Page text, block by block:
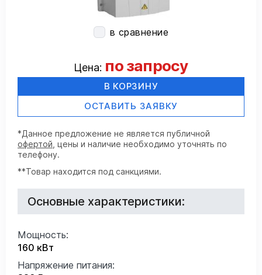
в сравнение
Цена: по запросу
В КОРЗИНУ
ОСТАВИТЬ ЗАЯВКУ
*Данное предложение не является публичной
офертой , цены и наличие необходимо уточнять по
телефону.
**Товар находится под санкциями.
Основные характеристики:
Мощность:
160 кВт
Напряжение питания: